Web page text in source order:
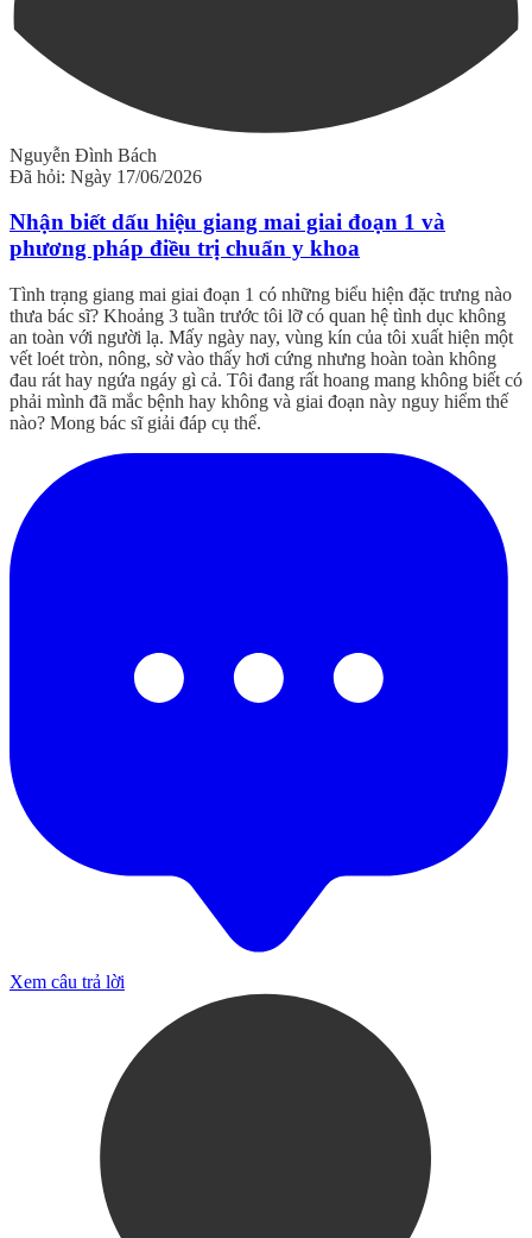
Nguyễn Đình Bách
Đã hỏi: Ngày 17/06/2026
Nhận biết dấu hiệu giang mai giai đoạn 1 và
phương pháp điều trị chuẩn y khoa
Tình trạng giang mai giai đoạn 1 có những biểu hiện đặc trưng nào
thưa bác sĩ? Khoảng 3 tuần trước tôi lỡ có quan hệ tình dục không
an toàn với người lạ. Mấy ngày nay, vùng kín của tôi xuất hiện một
vết loét tròn, nông, sờ vào thấy hơi cứng nhưng hoàn toàn không
đau rát hay ngứa ngáy gì cả. Tôi đang rất hoang mang không biết có
phải mình đã mắc bệnh hay không và giai đoạn này nguy hiểm thế
nào? Mong bác sĩ giải đáp cụ thể.
Xem câu trả lời